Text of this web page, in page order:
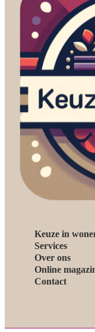
Keuze in
Services
Over ons
Online
Contact